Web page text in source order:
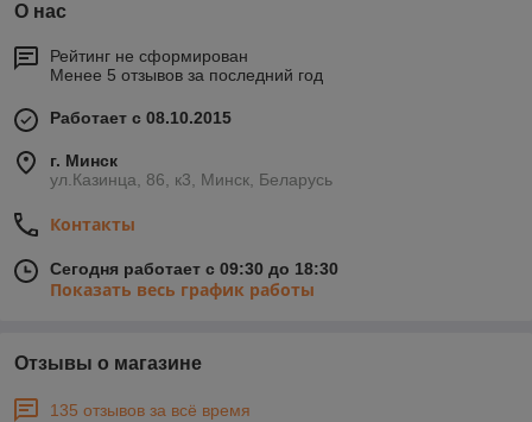
О нас
Рейтинг не сформирован
Менее 5 отзывов за последний год
Работает с 08.10.2015
г. Минск
ул.Казинца, 86, к3, Минск, Беларусь
Контакты
Сегодня работает с 09:30 до 18:30
Показать весь график работы
Отзывы о магазине
135 отзывов за всё время